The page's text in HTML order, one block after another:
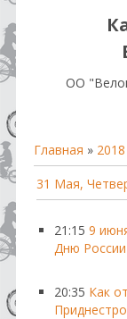
OO
Главная » 2018
31 Мая,
21:15 9
Дню России
20:35 Как